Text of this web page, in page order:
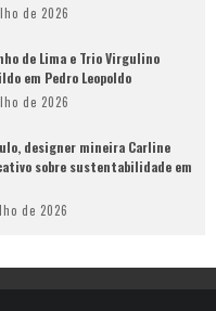
de 2026
de Lima e Trio Virgulino
em Pedro Leopoldo
de 2026
designer mineira Carline
sobre sustentabilidade em
de 2026